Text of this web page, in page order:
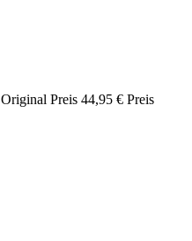
Original Preis 44,95 € Preis